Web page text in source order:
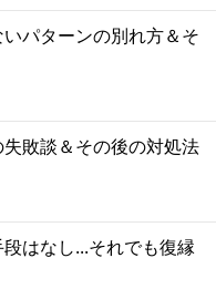
パターンの別れ方＆そ
敗談＆その後の対処法
段はなし...それでも復縁